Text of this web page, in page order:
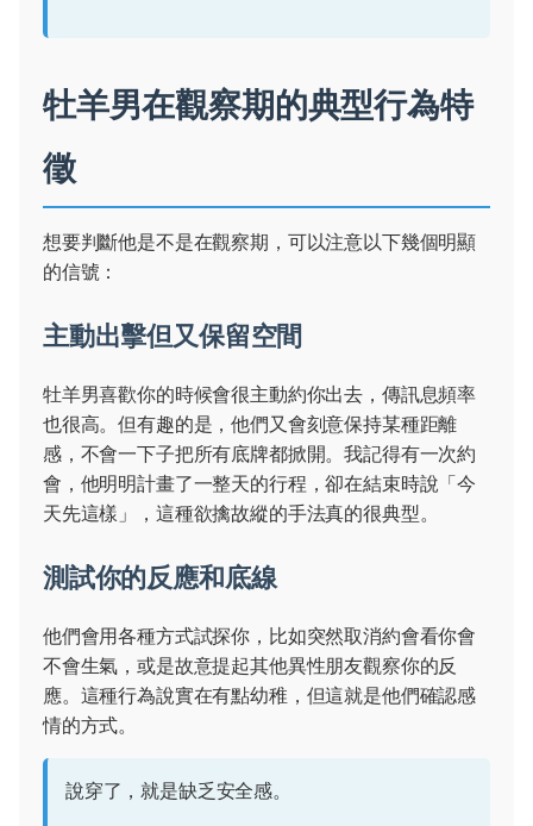
牡羊男在觀察期的典型行為特
徵
想要判斷他是不是在觀察期，可以注意以下幾個明顯
的信號：
主動出擊但又保留空間
牡羊男喜歡你的時候會很主動約你出去，傳訊息頻率
也很高。但有趣的是，他們又會刻意保持某種距離
感，不會一下子把所有底牌都掀開。我記得有一次約
會，他明明計畫了一整天的行程，卻在結束時說「今
天先這樣」，這種欲擒故縱的手法真的很典型。
測試你的反應和底線
他們會用各種方式試探你，比如突然取消約會看你會
不會生氣，或是故意提起其他異性朋友觀察你的反
應。這種行為說實在有點幼稚，但這就是他們確認感
情的方式。
說穿了，就是缺乏安全感。